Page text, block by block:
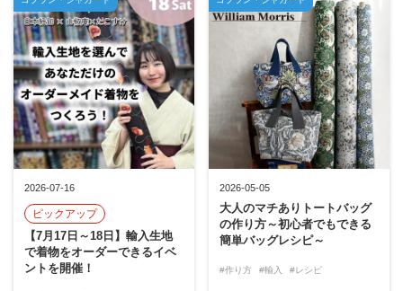
2026-07-16
ピックアップ
【7月17日～18日】輸入生地
で着物をオーダーできるイベ
ントを開催！
2026-05-05
大人のマチありトートバッグ
の作り方～初心者でもできる
簡単バッグレシピ～
#作り方 #輸入 #レシピ